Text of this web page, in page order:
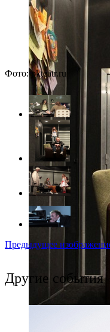
Фото: pkteatr.ru
Предыдущее
Другие события